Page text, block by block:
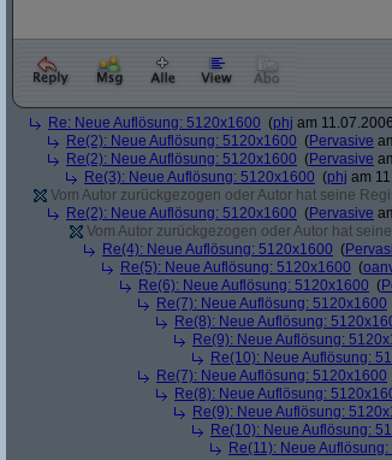
Re: Neue Auflösung: 5120x1600 (phj am
Re(2): Neue Auflösung: 5120x1600 (Pervasive
Re(2): Neue Auflösung: 5120x1600 (Pervasive
Re(3): Neue Auflösung: 5120x1600 (phj am
Vom Autor zurückgezogen oder Autor hat seine
Re(2): Neue Auflösung: 5120x1600 (Pervasive
Vom Autor zurückgezogen oder Autor hat
Re(4): Neue Auflösung: 5120x1600 (
Re(5): Neue Auflösung: 5120x1600 (
Re(6): Neue Auflösung: 5120x1600 (
Re(7): Neue Auflösung: 5120x1600
Re(8): Neue Auflösung:
Re(9): Neue Auflösung:
Re(10): Neue Auflösung:
Re(7): Neue Auflösung: 5120x1600
Re(8): Neue Auflösung:
Re(9): Neue Auflösung:
Re(10): Neue Auflösung:
Re(11): Neue